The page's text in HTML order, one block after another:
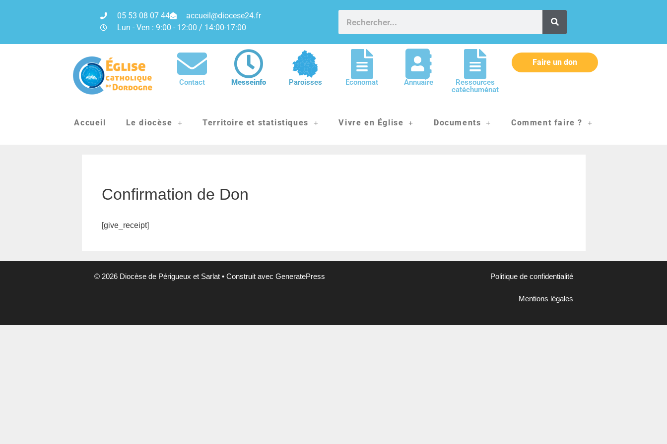
05 53 08 07 44
accueil@diocese24.fr
Lun - Ven : 9:00 - 12:00 / 14:00-17:00
Contact Messeinfo Paroisses Economat Annuaire
Ressources
catéchuménat
Faire un don
Accueil Le diocèse Territoire et statistiques Vivre en Église Documents Comment faire ?
Confirmation de Don
[give_receipt]
Politique de confidentialité
Mentions légales
© 2026 Diocèse de Périgueux et Sarlat• Construit avec GeneratePress